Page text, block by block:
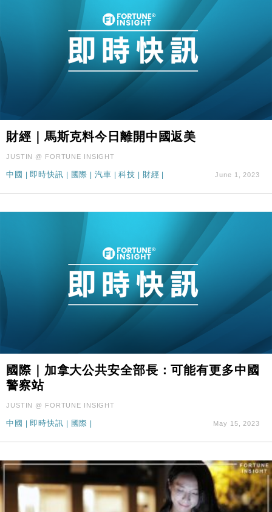
財經｜馬斯克料今日離開中國返美
JUSTIN @ FORTUNE INSIGHT
中國 | 即時快訊 | 國際 | 汽車 |科技 | 財經 | June 1, 2023
國際｜加拿大公共安全部長：可能有更多中國
警察站
JUSTIN @ FORTUNE INSIGHT
中國 | 即時快訊 | 國際 | May 15, 2023